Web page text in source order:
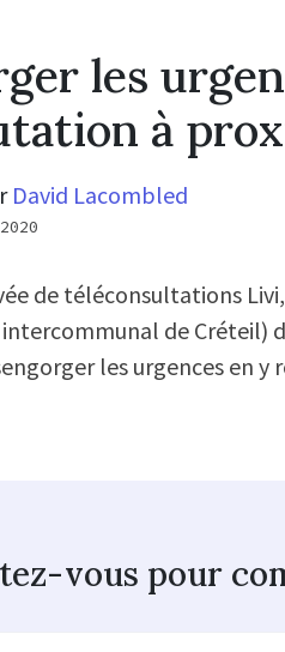
les
à
David Lacombled
de téléconsultations
de Créteil)
les urgences en y
vous pour